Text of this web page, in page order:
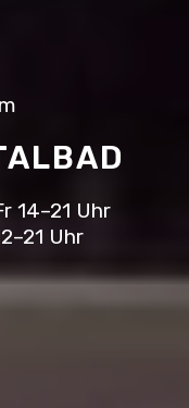
14–21 Uhr
Uhr